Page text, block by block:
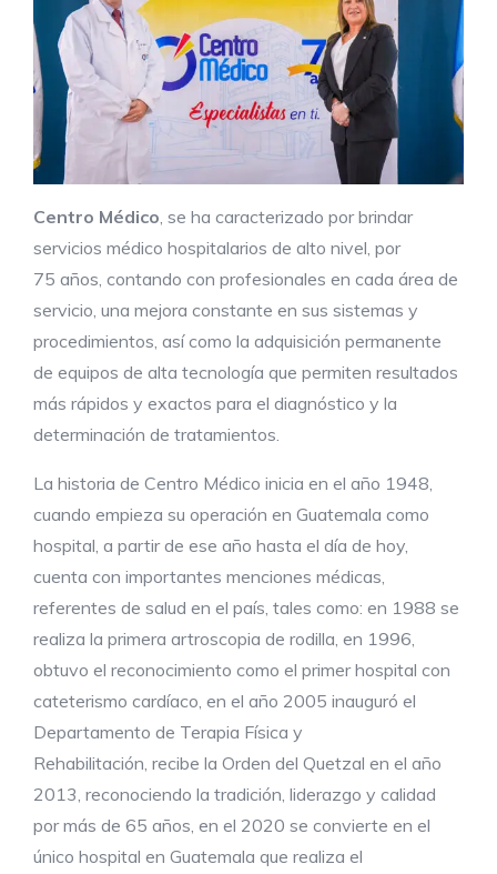
Centro Médico , se ha caracterizado por brindar
servicios médico hospitalarios de alto nivel, por
75 años, contando con profesionales en cada área de
servicio, una mejora constante en sus sistemas y
procedimientos, así como la adquisición permanente
de equipos de alta tecnología que permiten resultados
más rápidos y exactos para el diagnóstico y la
determinación de tratamientos.
La historia de Centro Médico inicia en el año 1948,
cuando empieza su operación en Guatemala como
hospital, a partir de ese año hasta el día de hoy,
cuenta con importantes menciones médicas,
referentes de salud en el país, tales como: en 1988 se
realiza la primera artroscopia de rodilla, en 1996,
obtuvo el reconocimiento como el primer hospital con
cateterismo cardíaco, en el año 2005 inauguró el
Departamento de Terapia Física y
Rehabilitación, recibe la Orden del Quetzal en el año
2013, reconociendo la tradición, liderazgo y calidad
por más de 65 años, en el 2020 se convierte en el
único hospital en Guatemala que realiza el